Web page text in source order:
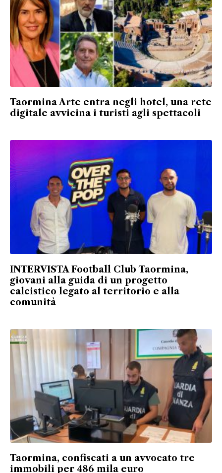
Taormina Arte entra negli hotel, una rete
digitale avvicina i turisti agli spettacoli
INTERVISTA Football Club Taormina,
giovani alla guida di un progetto
calcistico legato al territorio e alla
comunità
Taormina, confiscati a un avvocato tre
immobili per 486 mila euro